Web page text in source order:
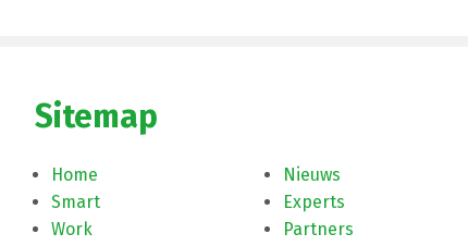
Sitemap
Home
Smart
Work
Nieuws
Experts
Partners